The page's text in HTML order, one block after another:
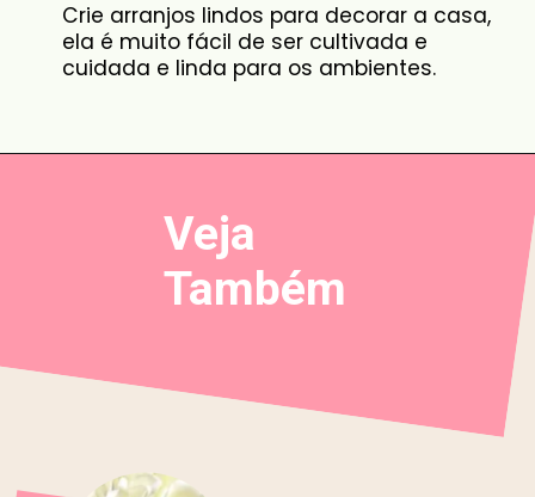
Crie arranjos lindos para decorar a casa,
ela é muito fácil de ser cultivada e
cuidada e linda para os ambientes.
Veja
Também